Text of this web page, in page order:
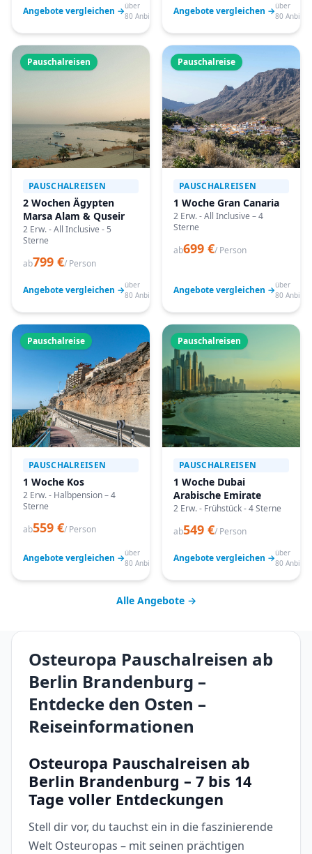
Angebote vergleichen →über
80 Anbieter
Angebote vergleichen →über
80
Pauschalreisen
PAUSCHALREISEN
2 Wochen Ägypten
Marsa Alam & Quseir
2 Erw. - All Inclusive - 5
Sterne
ab799 €/ Person
Angebote vergleichen →über
80 Anbieter
Pauschalreise
PAUSCHALREISEN
1 Woche Gran Canaria
2 Erw. - All Inclusive – 4
Sterne
ab699 €/ Person
Angebote vergleichen →über
80
Pauschalreise
PAUSCHALREISEN
1 Woche Kos
2 Erw. - Halbpension – 4
Sterne
ab559 €/ Person
Angebote vergleichen →über
80 Anbieter
Pauschalreisen
PAUSCHALREISEN
1 Woche Dubai
Arabische Emirate
2 Erw. - Frühstück - 4 Sterne
ab549 €/ Person
Angebote vergleichen →über
80
Alle Angebote →
Osteuropa Pauschalreisen ab
Berlin Brandenburg –
Entdecke den Osten –
Reiseinformationen
Osteuropa Pauschalreisen ab
Berlin Brandenburg – 7 bis 14
Tage voller Entdeckungen
Stell dir vor, du tauchst ein in die faszinierende
Welt Osteuropas – mit seinen prächtigen